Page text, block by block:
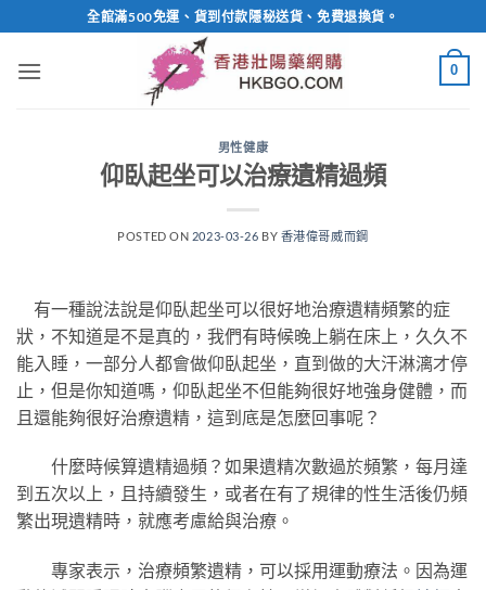
to
content
全館滿500免運、貨到付款隱秘送貨、免費退換貨。
0
男性健康
仰臥起坐可以治療遺精過頻
POSTED ON 2023-03-26 BY 香港偉哥威而鋼
有一種說法說是仰臥起坐可以很好地治療遺精頻繁的症
狀，不知道是不是真的，我們有時候晚上躺在床上，久久不
能入睡，一部分人都會做仰臥起坐，直到做的大汗淋漓才停
止，但是你知道嗎，仰臥起坐不但能夠很好地強身健體，而
且還能夠很好治療遺精，這到底是怎麼回事呢？
什麼時候算遺精過頻？如果遺精次數過於頻繁，每月達
到五次以上，且持續發生，或者在有了規律的性生活後仍頻
繁出現遺精時，就應考慮給與治療。
專家表示，治療頻繁遺精，可以採用運動療法。因為運